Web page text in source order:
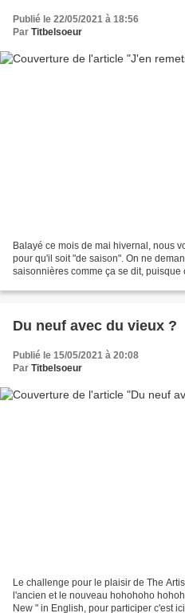
Publié le 22/05/2021 à 18:56
Par Titbelsoeur
Balayé ce mois de mai hivernal, nous
pour qu'il soit "de saison". On ne
saisonnières comme ça se dit,
Du neuf avec du vieux ?
Publié le 15/05/2021 à 20:08
Par Titbelsoeur
Le challenge pour le plaisir de The
l'ancien et le nouveau hohohoho
New " in English, pour participer c'est